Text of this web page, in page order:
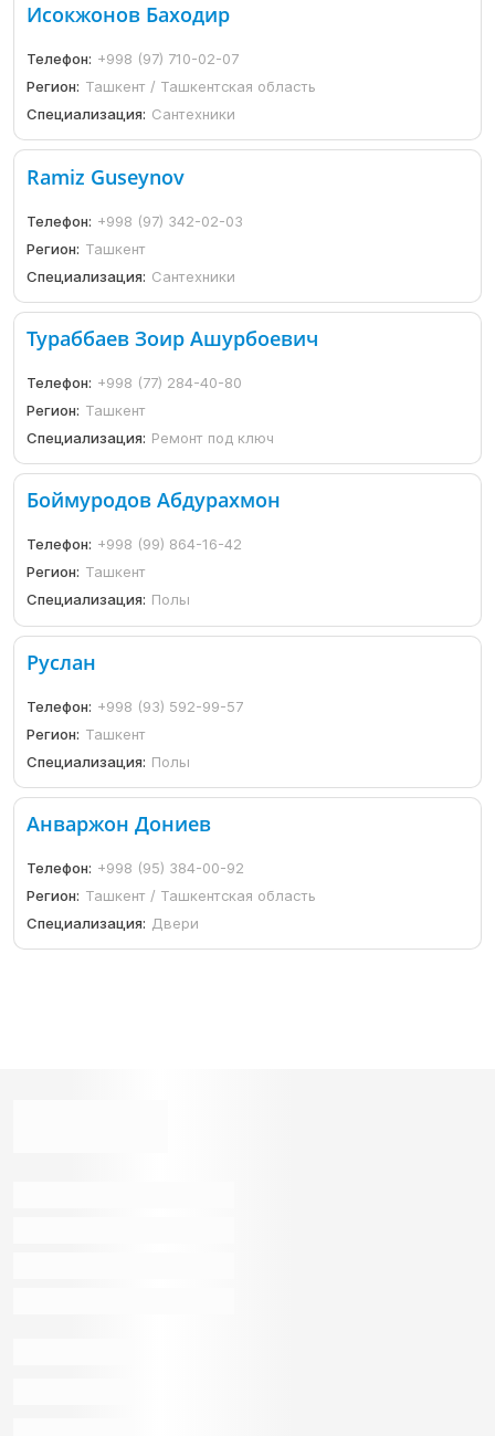
Исокжонов Баходир
Телефон: +998 (97) 710-02-07
Регион: Ташкент / Ташкентская область
Специализация: Сантехники
Ramiz Guseynov
Телефон: +998 (97) 342-02-03
Регион: Ташкент
Специализация: Сантехники
Тураббаев Зоир Ашурбоевич
Телефон: +998 (77) 284-40-80
Регион: Ташкент
Специализация: Ремонт под ключ
Боймуродов Абдурахмон
Телефон: +998 (99) 864-16-42
Регион: Ташкент
Специализация: Полы
Руслан
Телефон: +998 (93) 592-99-57
Регион: Ташкент
Специализация: Полы
Анваржон Дониев
Телефон: +998 (95) 384-00-92
Регион: Ташкент / Ташкентская область
Специализация: Двери